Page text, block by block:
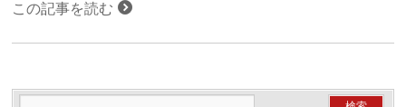
この記事を読む